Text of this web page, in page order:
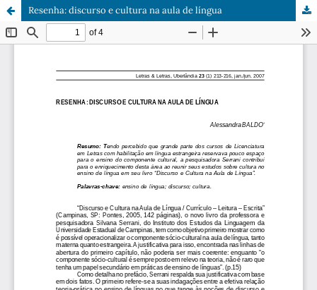
Resenha: discurso e cultura na aula de língua